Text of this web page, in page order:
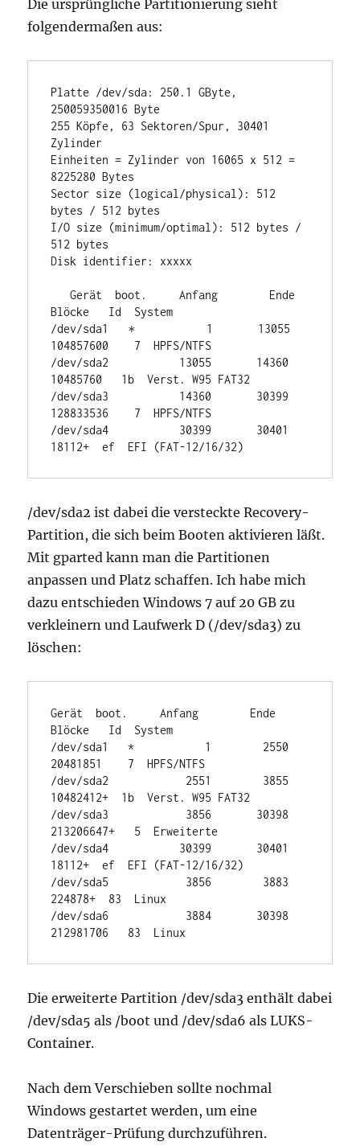
Die ursprüngliche Partitionierung sieht
folgendermaßen aus:
Platte /dev/sda: 250.1 GByte,
250059350016 Byte
255 Köpfe, 63 Sektoren/Spur, 30401
Zylinder
Einheiten = Zylinder von 16065 x 512 =
8225280 Bytes
Sector size (logical/physical): 512
bytes / 512 bytes
I/O size (minimum/optimal): 512 bytes /
512 bytes
Disk identifier: xxxxx
   Gerät  boot.     Anfang        Ende
Blöcke   Id  System
/dev/sda1   ∗           1       13055
104857600    7  HPFS/NTFS
/dev/sda2           13055       14360
10485760   1b  Verst. W95 FAT32
/dev/sda3           14360       30399
128833536    7  HPFS/NTFS
/dev/sda4           30399       30401
18112+  ef  EFI (FAT-12/16/32)
/dev/sda2 ist dabei die versteckte Recovery-
Partition, die sich beim Booten aktivieren läßt.
Mit gparted kann man die Partitionen
anpassen und Platz schaffen. Ich habe mich
dazu entschieden Windows 7 auf 20 GB zu
verkleinern und Laufwerk D (/dev/sda3) zu
löschen:
Gerät  boot.     Anfang        Ende
Blöcke   Id  System
/dev/sda1   *           1        2550
20481851    7  HPFS/NTFS
/dev/sda2            2551        3855
10482412+  1b  Verst. W95 FAT32
/dev/sda3            3856       30398
213206647+   5  Erweiterte
/dev/sda4           30399       30401
18112+  ef  EFI (FAT-12/16/32)
/dev/sda5            3856        3883
224878+  83  Linux
/dev/sda6            3884       30398
212981706   83  Linux
Die erweiterte Partition /dev/sda3 enthält dabei
/dev/sda5 als /boot und /dev/sda6 als LUKS-
Container.
Nach dem Verschieben sollte nochmal
Windows gestartet werden, um eine
Datenträger-Prüfung durchzuführen.